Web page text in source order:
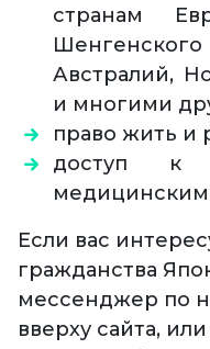
странам
Австралий,
и многими
право жить и
доступ к
медицинским
Если вас
гражданства
мессенджер по
вверху сайта,